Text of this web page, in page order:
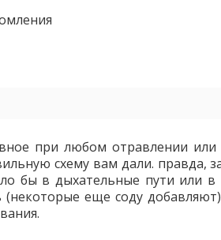
при любом отравлении
схему вам дали. правда,
бы в дыхательные пути или
(некоторые еще соду